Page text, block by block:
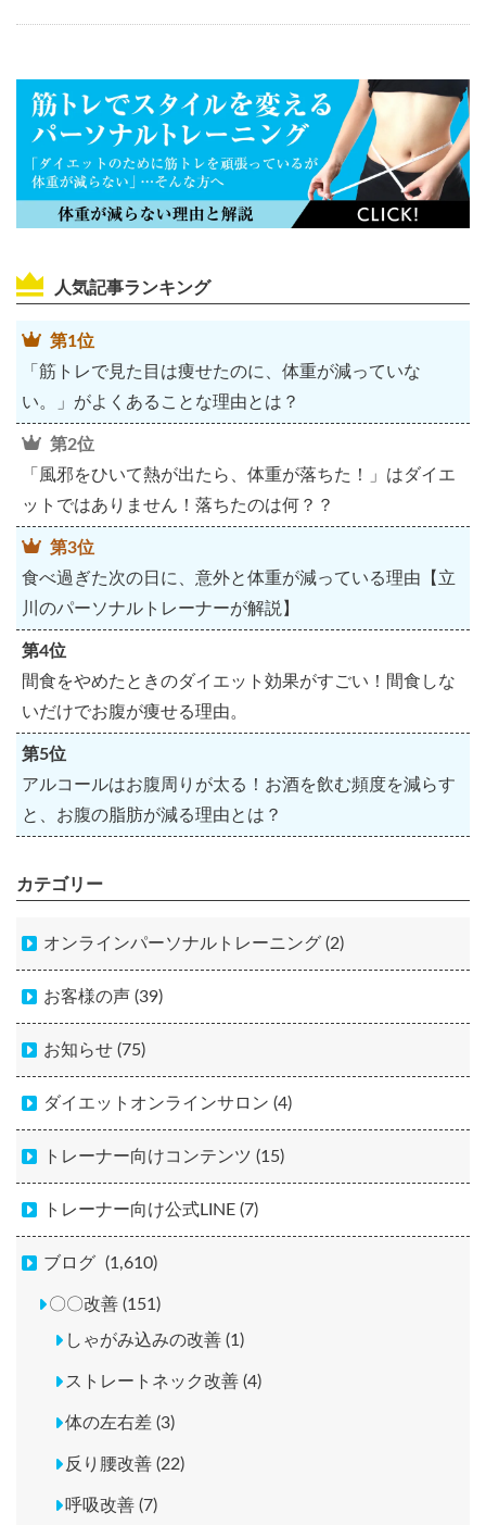
人気記事ランキング
第1位
「筋トレで見た目は痩せたのに、体重が減っていな
い。」がよくあることな理由とは？
第2位
「風邪をひいて熱が出たら、体重が落ちた！」はダイエ
ットではありません！落ちたのは何？？
第3位
食べ過ぎた次の日に、意外と体重が減っている理由【立
川のパーソナルトレーナーが解説】
第4位
間食をやめたときのダイエット効果がすごい！間食しな
いだけでお腹が痩せる理由。
第5位
アルコールはお腹周りが太る！お酒を飲む頻度を減らす
と、お腹の脂肪が減る理由とは？
カテゴリー
オンラインパーソナルトレーニング (2)
お客様の声 (39)
お知らせ (75)
ダイエットオンラインサロン (4)
トレーナー向けコンテンツ (15)
トレーナー向け公式LINE (7)
ブログ (1,610)
〇〇改善 (151)
しゃがみ込みの改善 (1)
ストレートネック改善 (4)
体の左右差 (3)
反り腰改善 (22)
呼吸改善 (7)